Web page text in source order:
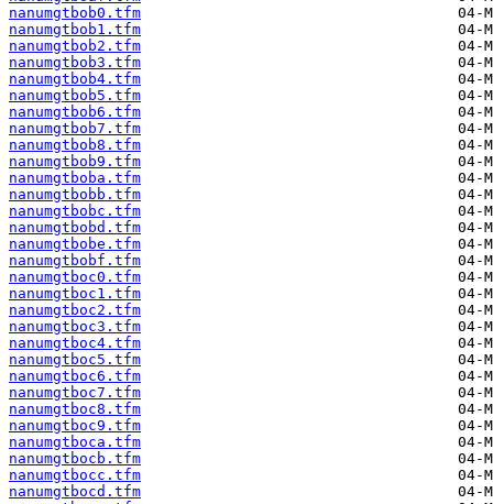
nanumgtbob0.tfm
nanumgtbob1.tfm
nanumgtbob2.tfm
nanumgtbob3.tfm
nanumgtbob4.tfm
nanumgtbob5.tfm
nanumgtbob6.tfm
nanumgtbob7.tfm
nanumgtbob8.tfm
nanumgtbob9.tfm
nanumgtboba.tfm
nanumgtbobb.tfm
nanumgtbobc.tfm
nanumgtbobd.tfm
nanumgtbobe.tfm
nanumgtbobf.tfm
nanumgtboc0.tfm
nanumgtboc1.tfm
nanumgtboc2.tfm
nanumgtboc3.tfm
nanumgtboc4.tfm
nanumgtboc5.tfm
nanumgtboc6.tfm
nanumgtboc7.tfm
nanumgtboc8.tfm
nanumgtboc9.tfm
nanumgtboca.tfm
nanumgtbocb.tfm
nanumgtbocc.tfm
nanumgtbocd.tfm